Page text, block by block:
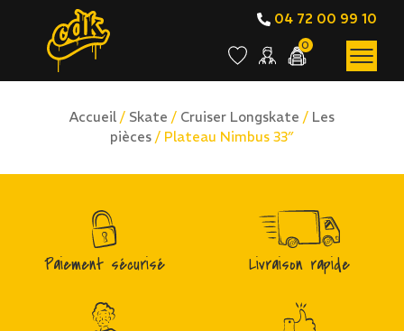
04 72 00 99 10
0
Accueil / Skate / Cruiser Longskate / Les
pièces / Plateau Nimbus 33″
Paiement sécurisé Livraison rapide